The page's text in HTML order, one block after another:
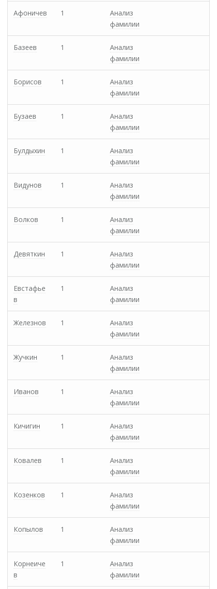
Афоничев 1
Анализ
фамилии
Базеев 1
Анализ
фамилии
Борисов 1
Анализ
фамилии
Бузаев 1
Анализ
фамилии
Булдыхин 1
Анализ
фамилии
Видунов 1
Анализ
фамилии
Волков 1
Анализ
фамилии
Девяткин 1
Анализ
фамилии
Евстафье
в
1
Анализ
фамилии
Железнов 1
Анализ
фамилии
Жучкин 1
Анализ
фамилии
Иванов 1
Анализ
фамилии
Кичигин 1
Анализ
фамилии
Ковалев 1
Анализ
фамилии
Козенков 1
Анализ
фамилии
Копылов 1
Анализ
фамилии
Корнеиче
в
1
Анализ
фамилии